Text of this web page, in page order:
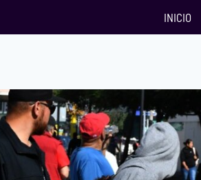
INICIO